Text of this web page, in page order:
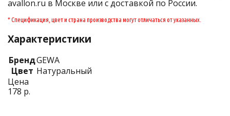
avallon.ru в Москве или с доставкой по России.
* Спецификация, цвет и страна производства могут отличаться от указанных.
Характеристики
БрендGEWA
Цвет Натуральный
Цена
178 р.